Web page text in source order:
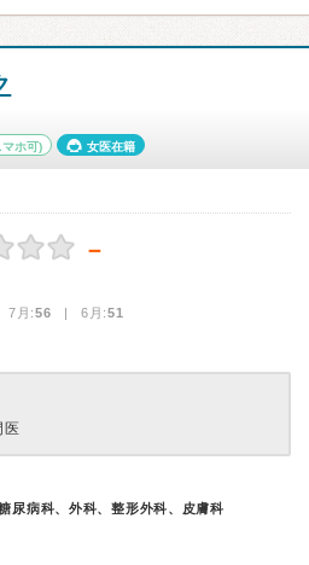
ホ可) 女医在籍
－
7月:56 | 6月:51
医
尿病科、外科、整形外科、皮膚科